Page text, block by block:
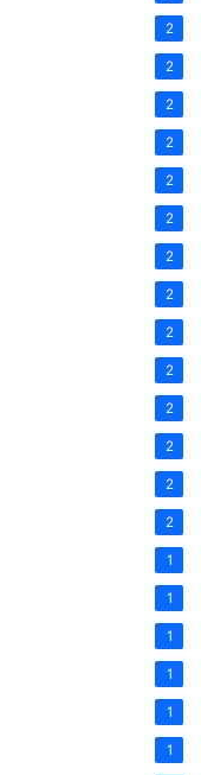
2
2
2
2
2
2
2
2
2
2
2
2
2
2
1
1
1
1
1
1